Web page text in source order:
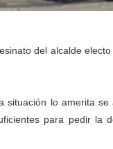
del alcalde
situación lo amerita
para pedir la